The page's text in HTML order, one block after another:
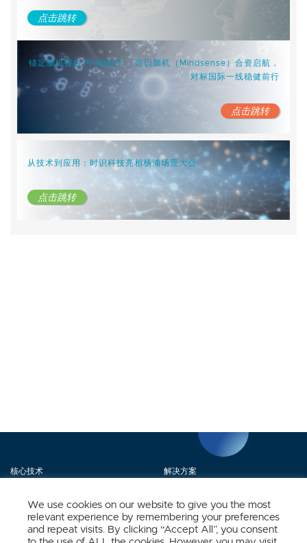
点击跳转
锚定脑机接口“中国路径”：姬识脑机（Mindsense）合资启航，
对标国际一线稳健前行
点击跳转
从技术到应用：时识科技亮相杨浦场景大会
点击跳转
核心技术 解决方案
关于我们 联系我们
We use cookies on our website to give you the most
relevant experience by remembering your preferences
and repeat visits. By clicking “Accept All”, you consent